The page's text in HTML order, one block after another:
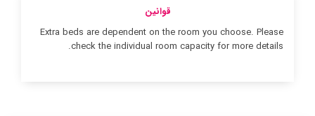
قوانین
Extra beds are dependent on the room you choose. Please
check the individual room capacity for more details.